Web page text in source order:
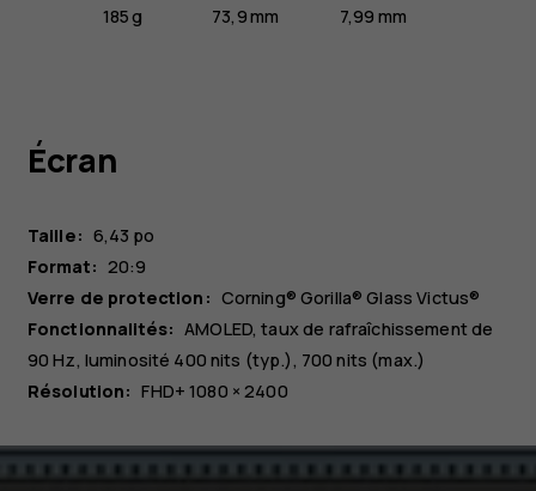
185 g
73,9 mm
7,99 mm
Écran
Taille: 6,43 po
Format: 20:9
Verre de protection: Corning® Gorilla® Glass Victus®
Fonctionnalités: AMOLED, taux de rafraîchissement de
90 Hz, luminosité 400 nits (typ.), 700 nits (max.)
Résolution: FHD+ 1080 × 2400